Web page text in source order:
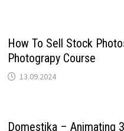
How To Sell Stock
Photograpy Course
13.09.2024
Domestika – Animating